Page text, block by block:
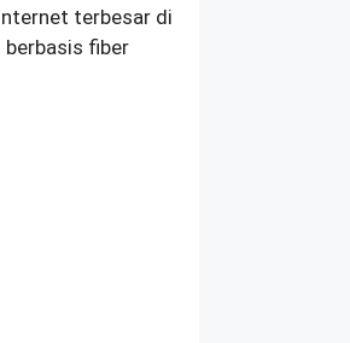
terbesar di
berbasis fiber